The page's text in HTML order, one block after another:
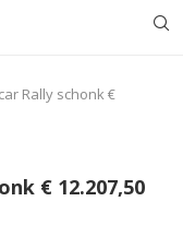
Rally schonk €
€ 12.207,50